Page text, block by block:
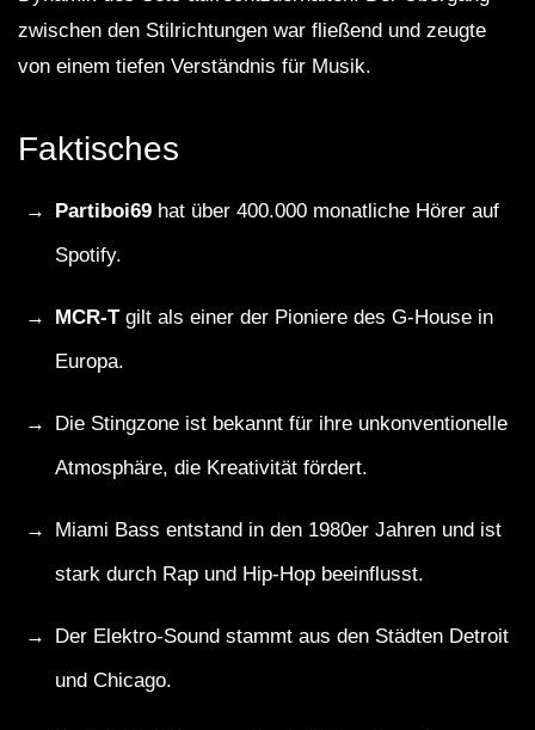
zwischen den Stilrichtungen war fließend und zeugte
von einem tiefen Verständnis für Musik.
Faktisches
Partiboi69 hat über 400.000 monatliche Hörer auf
Spotify.
MCR-Tgilt als einer der Pioniere des G-House in
Europa.
Die Stingzone ist bekannt für ihre unkonventionelle
Atmosphäre, die Kreativität fördert.
Miami Bass entstand in den 1980er Jahren und ist
stark durch Rap und Hip-Hop beeinflusst.
Der Elektro-Sound stammt aus den Städten Detroit
und Chicago.